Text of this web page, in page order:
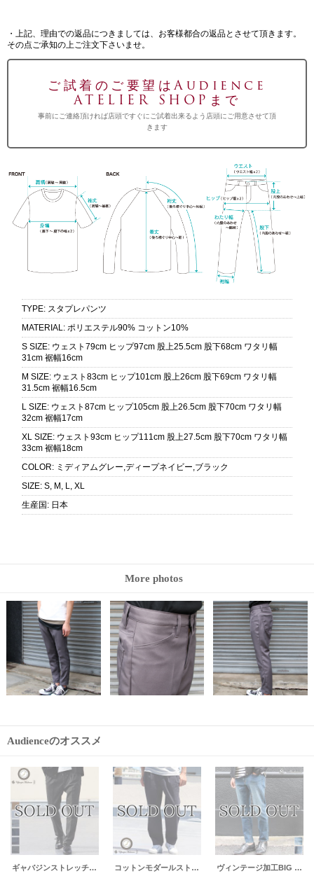
・上記、理由での返品につきましては、お客様都合の返品とさせて頂きます。
その点ご承知の上ご注文下さいませ。
ご試着のご要望はAudience
ATELIER SHOPまで
事前にご連絡頂ければ店頭ですぐにご試着出来るよう店頭にご用意させて頂
きます
TYPE: スタプレパンツ
MATERIAL: ポリエステル90% コットン10%
S SIZE: ウェスト79cm ヒップ97cm 股上25.5cm 股下68cm ワタリ幅
31cm 裾幅16cm
M SIZE: ウェスト83cm ヒップ101cm 股上26cm 股下69cm ワタリ幅
31.5cm 裾幅16.5cm
L SIZE: ウェスト87cm ヒップ105cm 股上26.5cm 股下70cm ワタリ幅
32cm 裾幅17cm
XL SIZE: ウェスト93cm ヒップ111cm 股上27.5cm 股下70cm ワタリ幅
33cm 裾幅18cm
COLOR: ミディアムグレー,ディープネイビー,ブラック
SIZE: S, M, L, XL
生産国 : 日本
More photos
Audienceのオススメ
ギャバジンストレッチイージーアンクルパンツ【MADE IN JAPAN】『日本製』 / Upscape Audience コットンモダールストレッチワイドテーパードアンクルパンツ『日本製』【送料無料】 / Upscape Audience ヴィンテージ加工BIG RED LINE（赤太耳セルヴィッチ) ストレッチデニムアンクルパンツ 【送料無料】/ Audience